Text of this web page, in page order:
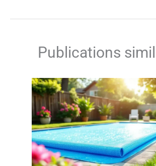
Publications